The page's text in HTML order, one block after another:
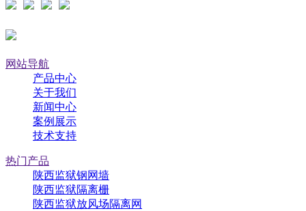
网站导航
产品中心
关于我们
新闻中心
案例展示
技术支持
热门产品
陕西监狱钢网墙
陕西监狱隔离栅
陕西监狱放风场隔离网